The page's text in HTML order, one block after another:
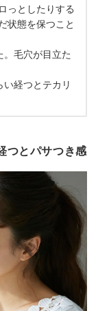
っとしたりする
状態を保つこと
。毛穴が目立た
い経つとテカリ
つとパサつき感